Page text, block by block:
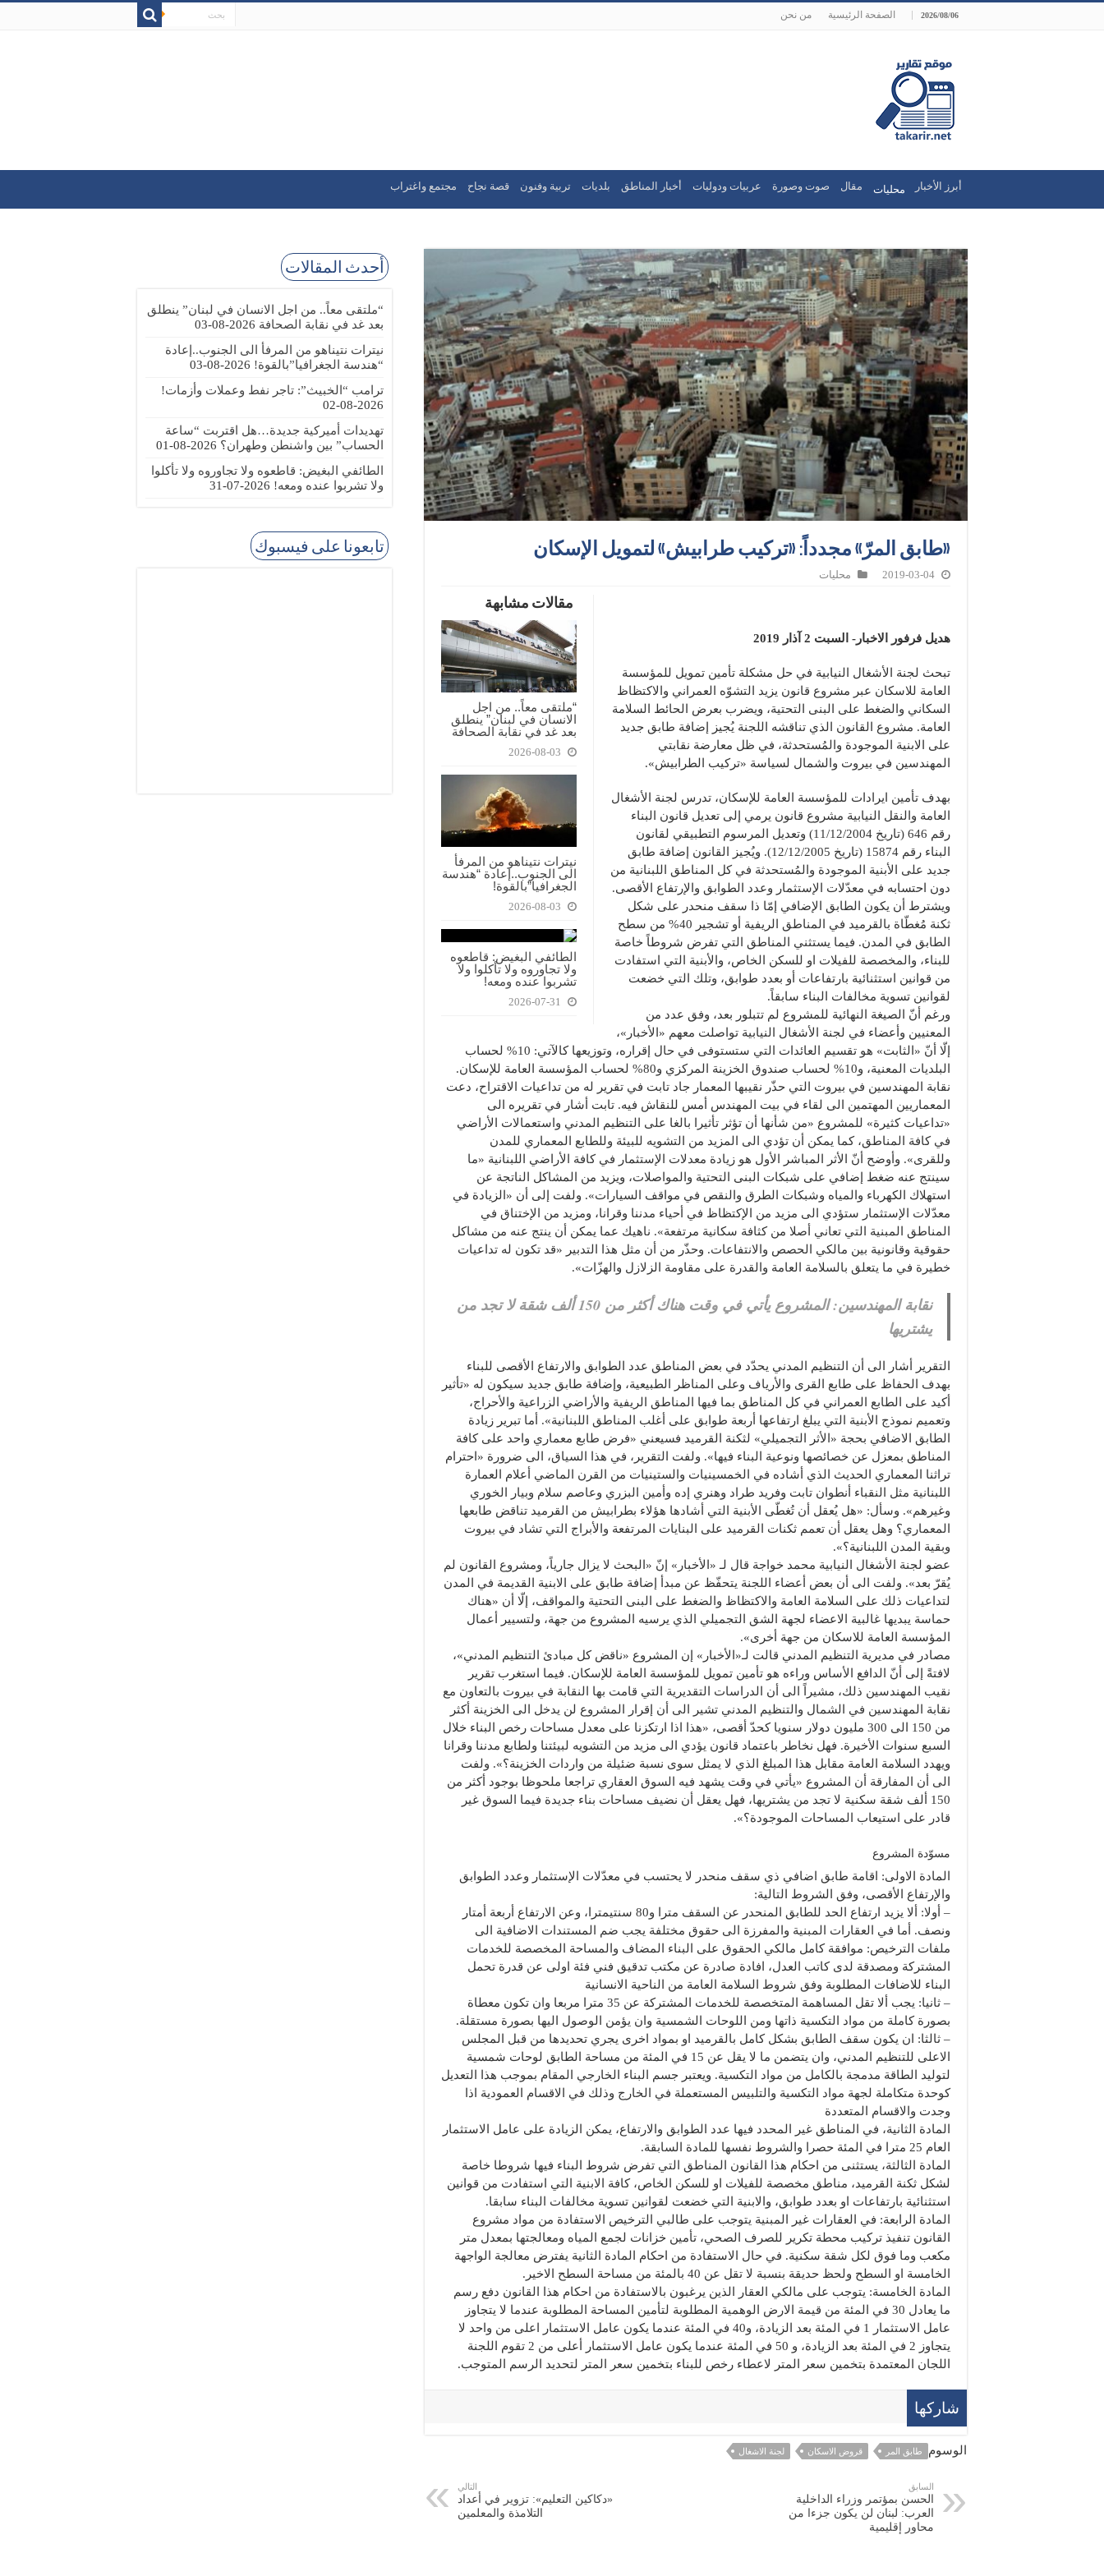
2026/08/06 الصفحة الرئيسية من نحن
أبرز الأخبار محليات مقال صوت وصورة عربيات ودوليات أخبار المناطق بلديات تربية وفنون قصة نجاح مجتمع واغتراب
«طابق المرّ» مجدداً: «تركيب طرابيش» لتمويل الإسكان
2019-03-04 محليات
مقالات مشابهة
“ملتقى معاً.. من اجل
الانسان في لبنان” ينطلق
بعد غد في نقابة الصحافة
2026-08-03
نيترات نتيناهو من المرفأ
الى الجنوب..إعادة “هندسة
الجغرافيا”بالقوة!
2026-08-03
الطائفي البغيض: قاطعوه
ولا تجاوروه ولا تأكلوا ولا
تشربوا عنده ومعه!
2026-07-31
هديل فرفور الاخبار- السبت 2 آذار 2019
تبحث لجنة الأشغال النيابية في حل مشكلة تأمين تمويل للمؤسسة
العامة للاسكان عبر مشروع قانون يزيد التشوّه العمراني والاكتظاظ
السكاني والضغط على البنى التحتية، ويضرب بعرض الحائط السلامة
العامة. مشروع القانون الذي تناقشه اللجنة يُجيز إضافة طابق جديد
على الابنية الموجودة والمُستحدثة، في ظل معارضة نقابتي
المهندسين في بيروت والشمال لسياسة «تركيب الطرابيش».
بهدف تأمين ايرادات للمؤسسة العامة للإسكان، تدرس لجنة الأشغال
العامة والنقل النيابية مشروع قانون يرمي إلى تعديل قانون البناء
رقم 646 (تاريخ 11/12/2004) وتعديل المرسوم التطبيقي لقانون
البناء رقم 15874 (تاريخ 12/12/2005). ويُجيز القانون إضافة طابق
جديد على الأبنية الموجودة والمُستحدثة في كل المناطق اللبنانية من
دون احتسابه في معدّلات الإستثمار وعدد الطوابق والإرتفاع الأقصى.
ويشترط أن يكون الطابق الإضافي إمّا ذا سقف منحدر على شكل
ثكنة مُغطّاة بالقرميد في المناطق الريفية أو تشجير 40% من سطح
الطابق في المدن. فيما يستثني المناطق التي تفرض شروطاً خاصة
للبناء، والمخصصة للفيلات او للسكن الخاص، والأبنية التي استفادت
من قوانين استثنائية بارتفاعات أو بعدد طوابق، وتلك التي خضعت
لقوانين تسوية مخالفات البناء سابقاً.
ورغم أنّ الصيغة النهائية للمشروع لم تتبلور بعد، وفق عدد من
المعنيين وأعضاء في لجنة الأشغال النيابية تواصلت معهم «الأخبار»،
إلّا أنّ «الثابت» هو تقسيم العائدات التي ستستوفى في حال إقراره، وتوزيعها كالآتي: 10% لحساب
البلديات المعنية، و10% لحساب صندوق الخزينة المركزي و80% لحساب المؤسسة العامة للإسكان.
نقابة المهندسين في بيروت التي حذّر نقيبها المعمار جاد تابت في تقرير له من تداعيات الاقتراح، دعت
المعماريين المهتمين الى لقاء في بيت المهندس أمس للنقاش فيه. تابت أشار في تقريره الى
«تداعيات كثيرة» للمشروع «من شأنها أن تؤثر تأثيرا بالغا على التنظيم المدني واستعمالات الأراضي
في كافة المناطق، كما يمكن أن تؤدي الى المزيد من التشويه للبيئة وللطابع المعماري للمدن
وللقرى». وأوضح أنّ الأثر المباشر الأول هو زيادة معدلات الإستثمار في كافة الأراضي اللبنانية «ما
سينتج عنه ضغط إضافي على شبكات البنى التحتية والمواصلات، ويزيد من المشاكل الناتجة عن
استهلاك الكهرباء والمياه وشبكات الطرق والنقص في مواقف السيارات». ولفت إلى أن «الزيادة في
معدّلات الإستثمار ستؤدي الى مزيد من الإكتظاظ في أحياء مدننا وقرانا، ومزيد من الإختناق في
المناطق المبنية التي تعاني أصلا من كثافة سكانية مرتفعة». ناهيك عما يمكن أن ينتج عنه من مشاكل
حقوقية وقانونية بين مالكي الحصص والانتفاعات. وحذّر من أن مثل هذا التدبير «قد تكون له تداعيات
خطيرة في ما يتعلق بالسلامة العامة والقدرة على مقاومة الزلازل والهزّات».
نقابة المهندسين: المشروع يأتي في وقت هناك أكثر من 150 ألف شقة لا تجد من
يشتريها
التقرير أشار الى أن التنظيم المدني يحدّد في بعض المناطق عدد الطوابق والارتفاع الأقصى للبناء
بهدف الحفاظ على طابع القرى والأرياف وعلى المناظر الطبيعية، وإضافة طابق جديد سيكون له «تأثير
أكيد على الطابع العمراني في كل المناطق بما فيها المناطق الريفية والأراضي الزراعية والأحراج،
وتعميم نموذج الأبنية التي يبلغ ارتفاعها أربعة طوابق على أغلب المناطق اللبنانية». أما تبرير زيادة
الطابق الاضافي بحجة «الأثر التجميلي» لثكنة القرميد فسيعني «فرض طابع معماري واحد على كافة
المناطق بمعزل عن خصائصها ونوعية البناء فيها». ولفت التقرير، في هذا السياق، الى ضرورة «احترام
تراثنا المعماري الحديث الذي أشاده في الخمسينيات والستينيات من القرن الماضي أعلام العمارة
اللبنانية مثل النقباء أنطوان تابت وفريد طراد وهنري إده وأمين البزري وعاصم سلام وبيار الخوري
وغيرهم». وسأل: «هل يُعقل أن تُغطّى الأبنية التي أشادها هؤلاء بطرابيش من القرميد تناقض طابعها
المعماري؟ وهل يعقل أن تعمم ثكنات القرميد على البنايات المرتفعة والأبراج التي تشاد في بيروت
وبقية المدن اللبنانية؟».
عضو لجنة الأشغال النيابية محمد خواجة قال لـ «الأخبار» إنّ «البحث لا يزال جارياً، ومشروع القانون لم
يُقرّ بعد». ولفت الى أن بعض أعضاء اللجنة يتحفّظ عن مبدأ إضافة طابق على الابنية القديمة في المدن
لتداعيات ذلك على السلامة العامة والاكتظاظ والضغط على البنى التحتية والمواقف، إلّا أن «هناك
حماسة يبديها غالبية الاعضاء لجهة الشق التجميلي الذي يرسيه المشروع من جهة، ولتسيير أعمال
المؤسسة العامة للاسكان من جهة أخرى».
مصادر في مديرية التنظيم المدني قالت لـ«الأخبار» إن المشروع «ناقض كل مبادئ التنظيم المدني»،
لافتةً إلى أنّ الدافع الأساس وراءه هو تأمين تمويل للمؤسسة العامة للإسكان. فيما استغرب تقرير
نقيب المهندسين ذلك، مشيراً الى أن الدراسات التقديرية التي قامت بها النقابة في بيروت بالتعاون مع
نقابة المهندسين في الشمال والتنظيم المدني تشير الى أن إقرار المشروع لن يدخل الى الخزينة أكثر
من 150 الى 300 مليون دولار سنويا كحدّ أقصى، «هذا اذا ارتكزنا على معدل مساحات رخص البناء خلال
السبع سنوات الأخيرة. فهل نخاطر باعتماد قانون يؤدي الى مزيد من التشويه لبيئتنا ولطابع مدننا وقرانا
ويهدد السلامة العامة مقابل هذا المبلغ الذي لا يمثل سوى نسبة ضئيلة من واردات الخزينة؟». ولفت
الى أن المفارقة أن المشروع «يأتي في وقت يشهد فيه السوق العقاري تراجعا ملحوظا بوجود أكثر من
150 ألف شقة سكنية لا تجد من يشتريها، فهل يعقل أن نضيف مساحات بناء جديدة فيما السوق غير
قادر على استيعاب المساحات الموجودة؟».
مسوّدة المشروع
المادة الاولى: اقامة طابق اضافي ذي سقف منحدر لا يحتسب في معدّلات الإستثمار وعدد الطوابق
والإرتفاع الأقصى، وفق الشروط التالية:
– أولا: ألا يزيد ارتفاع الحد للطابق المنحدر عن السقف مترا و80 سنتيمترا، وعن الارتفاع أربعة أمتار
ونصف. أما في العقارات المبنية والمفرزة الى حقوق مختلفة يجب ضم المستندات الاضافية الى
ملفات الترخيص: موافقة كامل مالكي الحقوق على البناء المضاف والمساحة المخصصة للخدمات
المشتركة ومصدقة لدى كاتب العدل، افادة صادرة عن مكتب تدقيق فني فئة اولى عن قدرة تحمل
البناء للاضافات المطلوبة وفق شروط السلامة العامة من الناحية الانسانية
– ثانيا: يجب ألا تقل المساهمة المتخصصة للخدمات المشتركة عن 35 مترا مربعا وان تكون معطاة
بصورة كاملة من مواد التكسية ذاتها ومن اللوحات الشمسية وان يؤمن الوصول اليها بصورة مستقلة.
– ثالثا: ان يكون سقف الطابق بشكل كامل بالقرميد او بمواد اخرى يجري تحديدها من قبل المجلس
الاعلى للتنظيم المدني، وان يتضمن ما لا يقل عن 15 في المئة من مساحة الطابق لوحات شمسية
لتوليد الطاقة مدمجة بالكامل من مواد التكسية. ويعتبر جسم البناء الخارجي المقام بموجب هذا التعديل
كوحدة متكاملة لجهة مواد التكسية والتلبيس المستعملة في الخارج وذلك في الاقسام العمودية اذا
وجدت والاقسام المتعددة
المادة الثانية، في المناطق غير المحدد فيها عدد الطوابق والارتفاع، يمكن الزيادة على عامل الاستثمار
العام 25 مترا في المئة حصرا والشروط نفسها للمادة السابقة.
المادة الثالثة، يستثنى من احكام هذا القانون المناطق التي تفرض شروط البناء فيها شروطا خاصة
لشكل ثكنة القرميد، مناطق مخصصة للفيلات او للسكن الخاص، كافة الابنية التي استفادت من قوانين
استثنائية بارتفاعات او بعدد طوابق، والابنية التي خضعت لقوانين تسوية مخالفات البناء سابقا.
المادة الرابعة: في العقارات غير المبنية يتوجب على طالبي الترخيص الاستفادة من مواد مشروع
القانون تنفيذ تركيب محطة تكرير للصرف الصحي، تأمين خزانات لجمع المياه ومعالجتها بمعدل متر
مكعب وما فوق لكل شقة سكنية. في حال الاستفادة من احكام المادة الثانية يفترض معالجة الواجهة
الخامسة او السطح ولحظ حديقة بنسبة لا تقل عن 40 بالمئة من مساحة السطح الاخير.
المادة الخامسة: يتوجب على مالكي العقار الذين يرغبون بالاستفادة من احكام هذا القانون دفع رسم
ما يعادل 30 في المئة من قيمة الارض الوهمية المطلوبة لتأمين المساحة المطلوبة عندما لا يتجاوز
عامل الاستثمار 1 في المئة بعد الزيادة، و40 في المئة عندما يكون عامل الاستثمار اعلى من واحد لا
يتجاوز 2 في المئة بعد الزيادة، و 50 في المئة عندما يكون عامل الاستثمار أعلى من 2 تقوم اللجنة
اللجان المعتمدة بتخمين سعر المتر لاعطاء رخص للبناء بتخمين سعر المتر لتحديد الرسم المتوجب.
شاركها
الوسوم طابق المر قروض الاسكان لجنة الاشغال
السابق
الحسن بمؤتمر وزراء الداخلية
العرب: لبنان لن يكون جزءا من
محاور إقليمية
التالي
«دكاكين التعليم»: تزوير في أعداد
التلامذة والمعلمين
أحدث المقالات
“ملتقى معاً.. من اجل الانسان في لبنان” ينطلق
بعد غد في نقابة الصحافة 2026-08-03
نيترات نتيناهو من المرفأ الى الجنوب..إعادة
“هندسة الجغرافيا”بالقوة! 2026-08-03
ترامب “الخبيث”: تاجر نفط وعملات وأزمات!
2026-08-02
تهديدات أميركية جديدة…هل اقتربت “ساعة
الحساب” بين واشنطن وطهران؟ 2026-08-01
الطائفي البغيض: قاطعوه ولا تجاوروه ولا تأكلوا
ولا تشربوا عنده ومعه! 2026-07-31
تابعونا على فيسبوك